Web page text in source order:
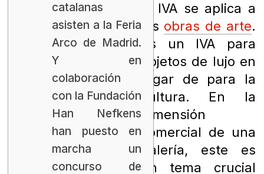
catalanas
asisten a la Feria
Arco de Madrid.
Y en
colaboración
con la Fundación
Han Nefkens
han puesto en
marcha un
concurso de
el IVA se aplica a
las obras de arte.
Es un IVA para
objetos de lujo en
lugar de para la
cultura. En la
dimensión
comercial de una
galería, este es
un tema crucial